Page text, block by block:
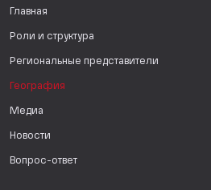
Главная
Роли и структура
Региональные представители
География
Медиа
Новости
Вопрос-ответ